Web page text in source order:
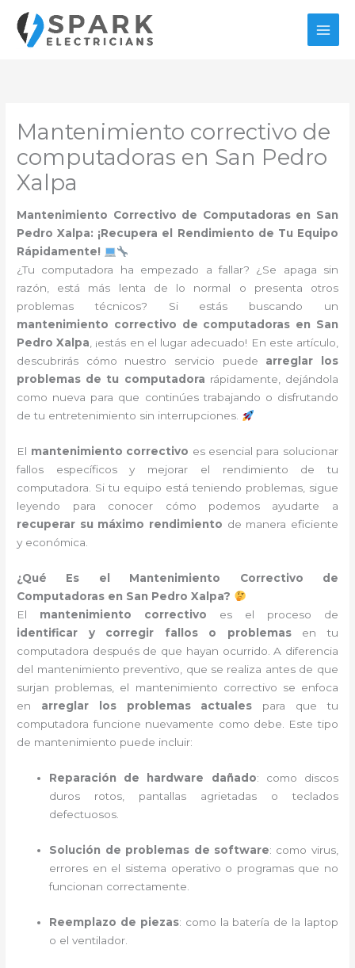
contenido
Mantenimiento correctivo de
computadoras en San Pedro
Xalpa
Mantenimiento Correctivo de Computadoras en San
Pedro Xalpa: ¡Recupera el Rendimiento de Tu Equipo
Rápidamente!
¿Tu computadora ha empezado a fallar? ¿Se apaga sin
razón, está más lenta de lo normal o presenta otros
problemas técnicos? Si estás buscando un
mantenimiento correctivo de computadoras en San
Pedro Xalpa, ¡estás en el lugar adecuado! En este artículo,
descubrirás cómo nuestro servicio puede arreglar los
problemas de tu computadora rápidamente, dejándola
como nueva para que continúes trabajando o disfrutando
de tu entretenimiento sin interrupciones.
El mantenimiento correctivo es esencial para solucionar
fallos específicos y mejorar el rendimiento de tu
computadora. Si tu equipo está teniendo problemas, sigue
leyendo para conocer cómo podemos ayudarte a
recuperar su máximo rendimiento de manera eficiente
y económica.
¿Qué Es el Mantenimiento Correctivo de
Computadoras en San Pedro Xalpa?
El mantenimiento correctivo es el proceso de
identificar y corregir fallos o problemasen tu
computadora después de que hayan ocurrido. A diferencia
del mantenimiento preventivo, que se realiza antes de que
surjan problemas, el mantenimiento correctivo se enfoca
en arreglar los problemas actuales para que tu
computadora funcione nuevamente como debe. Este tipo
de mantenimiento puede incluir:
Reparación de hardware dañado: como discos
duros rotos, pantallas agrietadas o teclados
defectuosos.
Solución de problemas de software: como virus,
errores en el sistema operativo o programas que no
funcionan correctamente.
Reemplazo de piezas: como la batería de la laptop
o el ventilador.